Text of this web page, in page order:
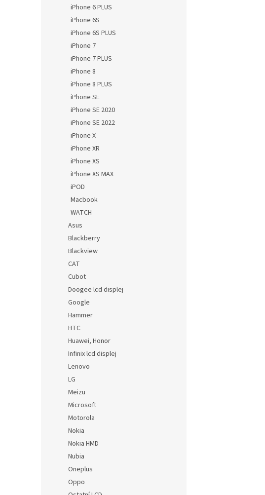
iPhone 6 PLUS
iPhone 6S
iPhone 6S PLUS
iPhone 7
iPhone 7 PLUS
iPhone 8
iPhone 8 PLUS
iPhone SE
iPhone SE 2020
iPhone SE 2022
iPhone X
iPhone XR
iPhone XS
iPhone XS MAX
iPOD
Macbook
WATCH
Asus
Blackberry
Blackview
CAT
Cubot
Doogee lcd displej
Google
Hammer
HTC
Huawei, Honor
Infinix lcd displej
Lenovo
LG
Meizu
Microsoft
Motorola
Nokia
Nokia HMD
Nubia
Oneplus
Oppo